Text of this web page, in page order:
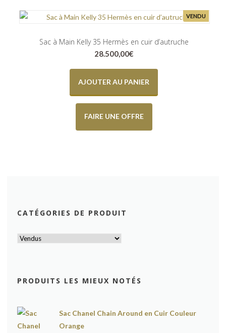
VENDU
Sac à Main Kelly 35 Hermès en cuir d’autruche
28.500,00€
AJOUTER AU PANIER
FAIRE UNE OFFRE
CATÉGORIES DE PRODUIT
PRODUITS LES MIEUX NOTÉS
Sac Chanel Chain Around en Cuir Couleur
Orange